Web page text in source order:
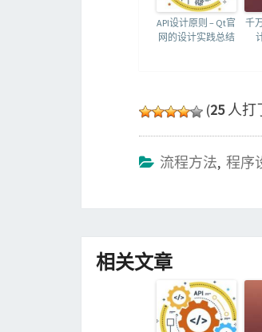
API设计原则 – Qt官
网的设计实践总结
千
(25人打
流程方法, 程序
相关文章